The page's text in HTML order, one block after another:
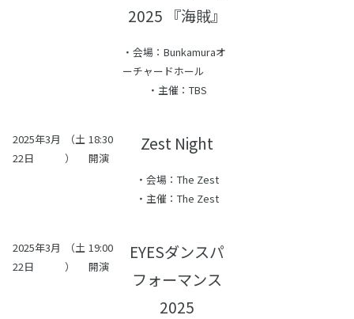
2025 『海賊』
・会場：Bunkamuraオ
ーチャードホール
・主催：TBS
2025年3月
22日
（土
）
18:30
開演
Zest Night
・会場：The Zest
・主催：The Zest
2025年3月
22日
（土
）
19:00
開演
EYESダンスパ
フォーマンス
2025